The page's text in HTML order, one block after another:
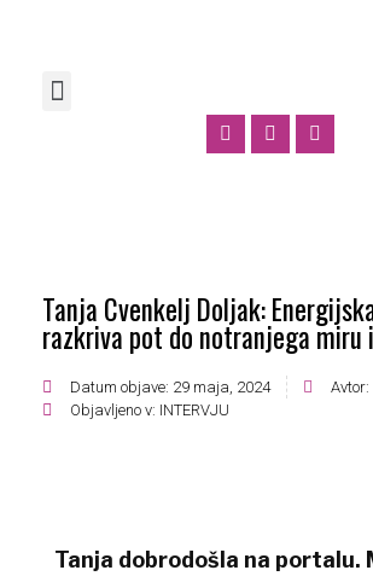
Tanja Cvenkelj Doljak:
razkriva pot do notranjega miru
Datum objave: 29 maja, 2024 Avtor:
Objavljeno v: INTERVJU
Tanja dobrodošla na portalu.